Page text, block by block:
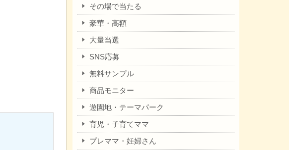
その場で当たる
豪華・高額
大量当選
SNS応募
無料サンプル
商品モニター
遊園地・テーマパーク
育児・子育てママ
プレママ・妊婦さん